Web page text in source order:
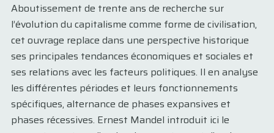
Aboutissement de trente ans de recherche sur
l’évolution du capitalisme comme forme de civilisation,
cet ouvrage replace dans une perspective historique
ses principales tendances économiques et sociales et
ses relations avec les facteurs politiques. Il en analyse
les différentes périodes et leurs fonctionnements
spécifiques, alternance de phases expansives et
phases récessives. Ernest Mandel introduit ici le